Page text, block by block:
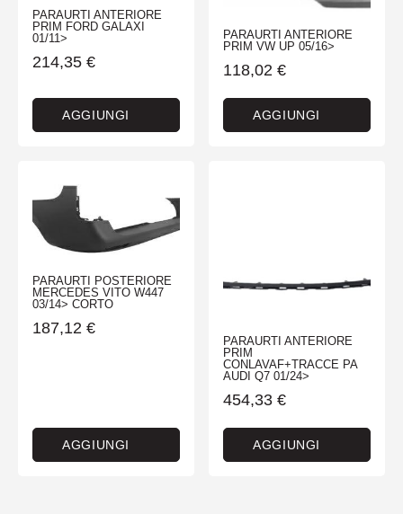
PARAURTI ANTERIORE
PRIM FORD GALAXI
01/11>
214,35 €
AGGIUNGI
PARAURTI ANTERIORE
PRIM VW UP 05/16>
118,02 €
AGGIUNGI
PARAURTI POSTERIORE
MERCEDES VITO W447
03/14> CORTO
187,12 €
AGGIUNGI
PARAURTI ANTERIORE
PRIM
CONLAVAF+TRACCE PA
AUDI Q7 01/24>
454,33 €
AGGIUNGI